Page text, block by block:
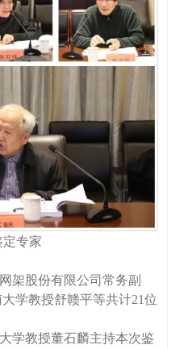
专家
架股份有限公司常务副
学教授舒赣平等共计21位
学教授董石麟主持本次鉴